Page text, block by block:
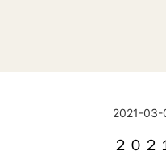
2021-03-
２０